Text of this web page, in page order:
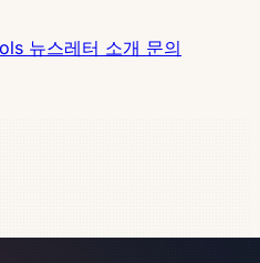
뉴스레터 소개 문의